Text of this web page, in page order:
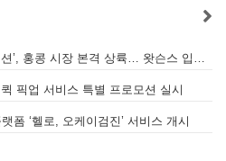
픽업 서비스 특별 프로모션 실시
폼 ‘헬로, 오케이검진’ 서비스 개시